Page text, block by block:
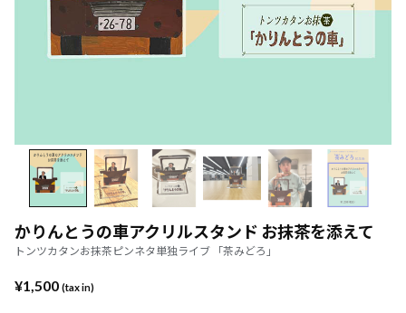
かりんとうの車アクリルスタンド お抹茶を添えて
トンツカタンお抹茶ピンネタ単独ライブ 「茶みどろ」
¥1,500 (tax in)